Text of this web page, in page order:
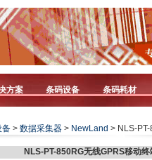
方案 条码设备 条码耗材
备 > 数据采集器 > NewLand > NLS-
NLS-PT-850RG无线GPRS移动终